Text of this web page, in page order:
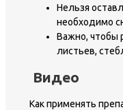
Нельзя
необходимо
Важно, чтобы
листьев,
Видео
Как применять